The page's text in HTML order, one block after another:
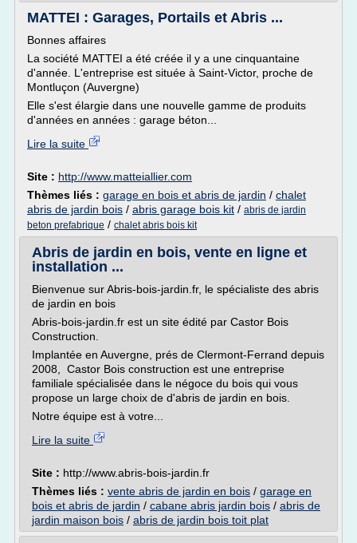
MATTEI : Garages, Portails et Abris ...
Bonnes affaires
La société MATTEI a été créée il y a une cinquantaine
d'année. L'entreprise est située à Saint-Victor, proche de
Montluçon (Auvergne)
Elle s'est élargie dans une nouvelle gamme de produits
d'années en années : garage béton...
Lire la suite
Site : http://www.matteiallier.com
Thèmes liés : garage en bois et abris de jardin / chalet
abris de jardin bois / abris garage bois kit / abris de jardin
beton prefabrique / chalet abris bois kit
Abris de jardin en bois, vente en ligne et
installation ...
Bienvenue sur Abris-bois-jardin.fr, le spécialiste des abris
de jardin en bois
Abris-bois-jardin.fr est un site édité par Castor Bois
Construction.
Implantée en Auvergne, prés de Clermont-Ferrand depuis
2008, Castor Bois construction est une entreprise
familiale spécialisée dans le négoce du bois qui vous
propose un large choix de d'abris de jardin en bois.
Notre équipe est à votre...
Lire la suite
Site : http://www.abris-bois-jardin.fr
Thèmes liés : vente abris de jardin en bois / garage en
bois et abris de jardin / cabane abris jardin bois / abris de
jardin maison bois / abris de jardin bois toit plat